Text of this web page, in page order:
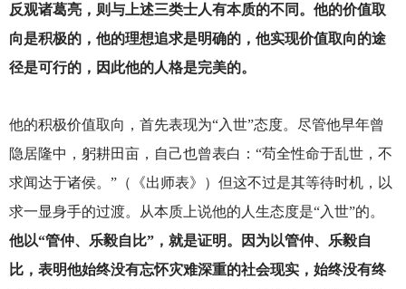
反观诸葛亮，则与上述三类士人有本质的不同。他的价值取
向是积极的，他的理想追求是明确的，他实现价值取向的途
径是可行的，因此他的人格是完美的。
他的积极价值取向，首先表现为“入世”态度。尽管他早年曾
隐居隆中，躬耕田亩，自己也曾表白：“苟全性命于乱世，不
求闻达于诸侯。”（《出师表》）但这不过是其等待时机，以
求一显身手的过渡。从本质上说他的人生态度是“入世”的。
他以“管仲、乐毅自比”，就是证明。因为以管仲、乐毅自
比，表明他始终没有忘怀灾难深重的社会现实，始终没有终